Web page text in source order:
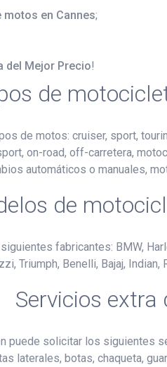
en Cannes;
del Mejor Precio!
de
de motos: cruiser, sport,
on-road, off-carretera,
automáticos o manuales,
de
fabricantes: BMW,
Triumph, Benelli, Bajaj, Indian,
Servicios extra
puede solicitar los siguientes
laterales, botas, chaqueta,